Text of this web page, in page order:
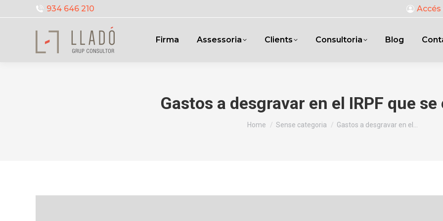
934 646 210
Firma Assessoria Clients Consultoria Blog
Gastos a desgravar en el IRPF que se
You are here:
Home Sense categoria Gastos a desgravar en el…